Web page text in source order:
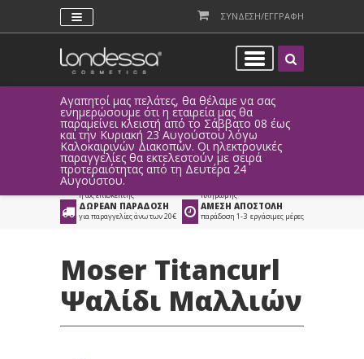
ΣΥΝΔΕΣΗ/ΕΓΓΡΑΦΗ
Αγαπητοί μας πελάτες, θα θέλαμε να σας
ενημερώσουμε ότι η εταιρεία μας θα
παραμείνει κλειστή από το Σάββατο 08 έως
και την Κυριακή 23 Αυγούστου λόγω
Καλοκαιρινών Διακοπών. Οι ηλεκτρονικές
παραγγελίες θα εκτελεστούν με σειρά
προτεραιότητας από τη Δευτέρα 24
Αυγούστου.
Προϊόντα >
Είδη Κομμωτηρίου
>
Τοστιέρες - Μασιές
ΑΜΕΣΗ ΣΥΝΔΕΣΗ
Facebook, Gmail
ή ως επισκέπτης
ΕΥΚΟΛΕΣ ΑΓΟΡΕΣ
πληρωμής
ΔΩΡΕΑΝ ΠΑΡΑΔΟΣΗ
για παραγγελίες άνω των 20€
ΑΜΕΣΗ ΑΠΟΣΤΟΛΗ
παράδοση 1-3 εργάσιμες μέρες
Moser Titancurl
Ψαλίδι Μαλλιών